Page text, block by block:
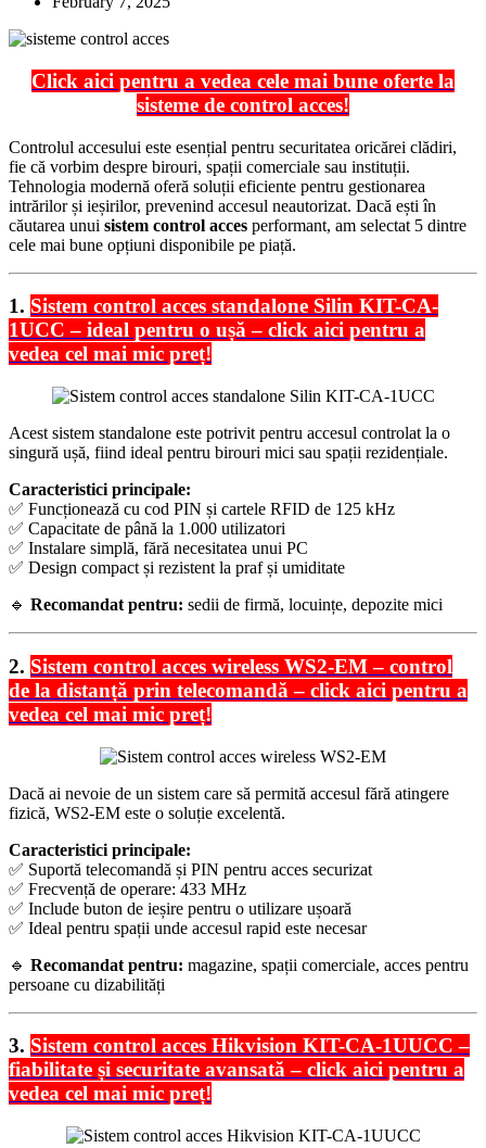
Click aici pentru a vedea cele mai bune oferte la
sisteme de control acces!
Controlul accesului este esențial pentru securitatea oricărei clădiri,
fie că vorbim despre birouri, spații comerciale sau instituții.
Tehnologia modernă oferă soluții eficiente pentru gestionarea
intrărilor și ieșirilor, prevenind accesul neautorizat. Dacă ești în
căutarea unui sistem control acces performant, am selectat 5 dintre
cele mai bune opțiuni disponibile pe piață.
1. Sistem control acces standalone Silin KIT-CA-
1UCC – ideal pentru o ușă – click aici pentru a
vedea cel mai mic preț!
Acest sistem standalone este potrivit pentru accesul controlat la o
singură ușă, fiind ideal pentru birouri mici sau spații rezidențiale.
Caracteristici principale:
✅ Funcționează cu cod PIN și cartele RFID de 125 kHz
✅ Capacitate de până la 1.000 utilizatori
✅ Instalare simplă, fără necesitatea unui PC
✅ Design compact și rezistent la praf și umiditate
🔹 Recomandat pentru: sedii de firmă, locuințe, depozite mici
2. Sistem control acces wireless WS2-EM – control
de la distanță prin telecomandă – click aici pentru a
vedea cel mai mic preț!
Dacă ai nevoie de un sistem care să permită accesul fără atingere
fizică, WS2-EM este o soluție excelentă.
Caracteristici principale:
✅ Suportă telecomandă și PIN pentru acces securizat
✅ Frecvență de operare: 433 MHz
✅ Include buton de ieșire pentru o utilizare ușoară
✅ Ideal pentru spații unde accesul rapid este necesar
🔹 Recomandat pentru: magazine, spații comerciale, acces pentru
persoane cu dizabilități
3. Sistem control acces Hikvision KIT-CA-1UUCC –
fiabilitate și securitate avansată – click aici pentru a
vedea cel mai mic preț!